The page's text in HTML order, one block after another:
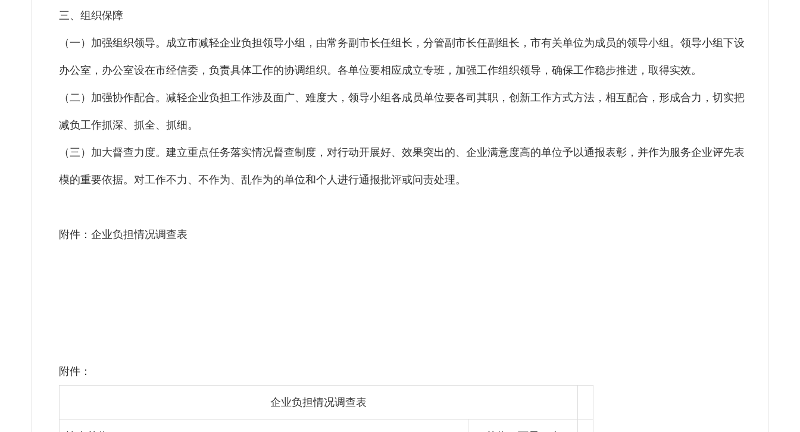
三、组织保障
（一）加强组织领导。成立市减轻企业负担领导小组，由常务副市长任组长，分管副市长任副组长，市有关单位为成员的领导小组。领导小组下设
办公室，办公室设在市经信委，负责具体工作的协调组织。各单位要相应成立专班，加强工作组织领导，确保工作稳步推进，取得实效。
（二）加强协作配合。减轻企业负担工作涉及面广、难度大，领导小组各成员单位要各司其职，创新工作方式方法，相互配合，形成合力，切实把
减负工作抓深、抓全、抓细。
（三）加大督查力度。建立重点任务落实情况督查制度，对行动开展好、效果突出的、企业满意度高的单位予以通报表彰，并作为服务企业评先表
模的重要依据。对工作不力、不作为、乱作为的单位和个人进行通报批评或问责处理。
附件：企业负担情况调查表
附件：
企业负担情况调查表